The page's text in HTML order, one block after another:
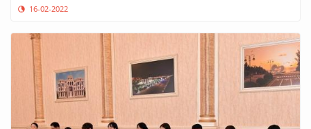
16-02-2022